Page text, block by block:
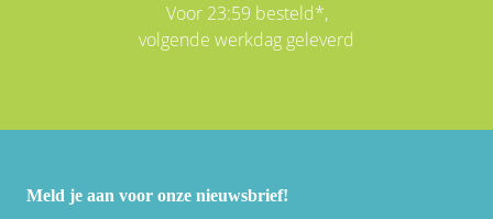
Voor 23:59 besteld*,
volgende werkdag geleverd
Meld je aan voor onze nieuwsbrief!